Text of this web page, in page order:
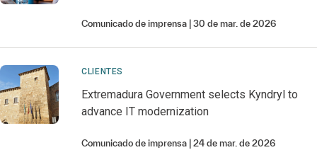
Comunicado de imprensa 30 de mar. de 2026
CLIENTES
Extremadura Government selects Kyndryl to
advance IT modernization
Comunicado de imprensa 24 de mar. de 2026